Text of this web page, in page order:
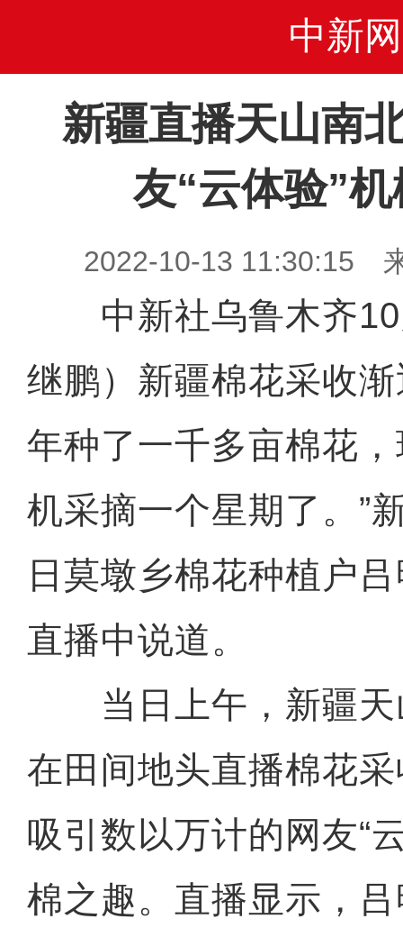
中新网
新疆直播天山南
友“云体验”
2022-10-13 11:30:15
中新社乌鲁木齐10
继鹏）新疆棉花采收渐
年种了一千多亩棉花
机采摘一个星期了。”
日莫墩乡棉花种植户
直播中说道。
当日上午，新疆天
在田间地头直播棉花采
吸引数以万计的网友“
棉之趣。直播显示，